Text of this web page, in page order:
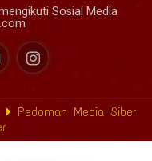
Sosial Media
Pedoman Media Siber